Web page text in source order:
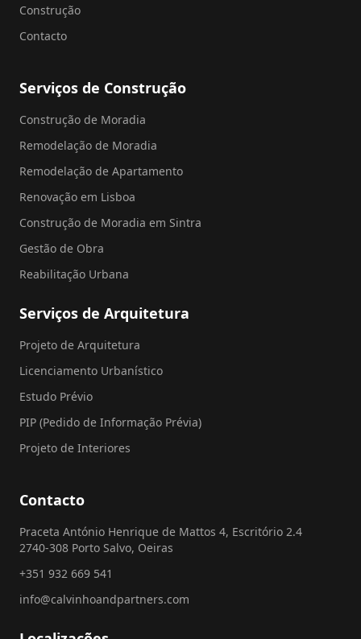
Construção
Contacto
Serviços de Construção
Construção de Moradia
Remodelação de Moradia
Remodelação de Apartamento
Renovação em Lisboa
Construção de Moradia em Sintra
Gestão de Obra
Reabilitação Urbana
Serviços de Arquitetura
Projeto de Arquitetura
Licenciamento Urbanístico
Estudo Prévio
PIP (Pedido de Informação Prévia)
Projeto de Interiores
Contacto
Praceta António Henrique de Mattos 4, Escritório 2.4
2740-308 Porto Salvo, Oeiras
+351 932 669 541
info@calvinhoandpartners.com